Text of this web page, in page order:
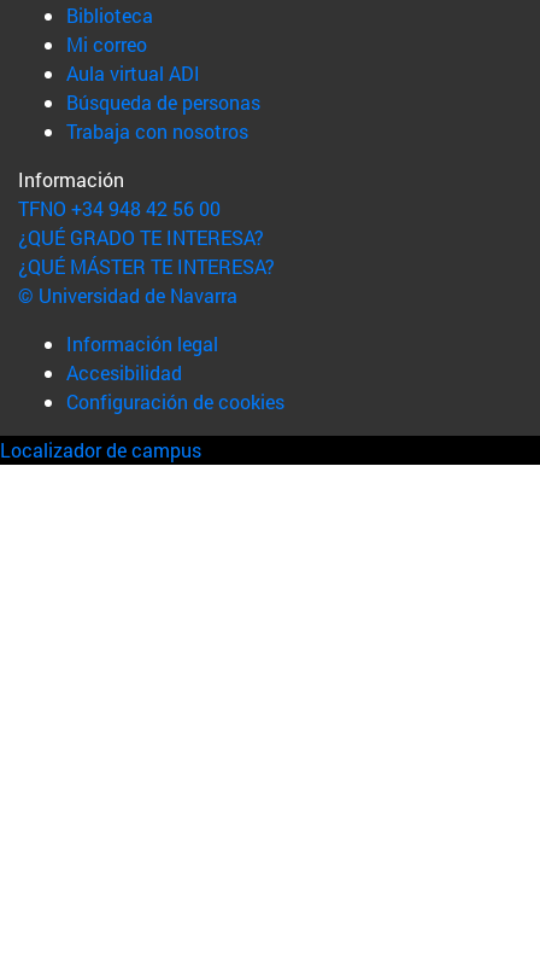
Biblioteca
Mi correo(abre en nueva ventana)
Aula virtual ADI
Búsqueda de personas(abre en nueva ventana)
Trabaja con nosotros(abre en nueva ventana)
Información
TFNO +34 948 42 56 00
¿QUÉ GRADO TE INTERESA?
¿QUÉ MÁSTER TE INTERESA?
© Universidad de Navarra
Información legal
Accesibilidad
Configuración de cookies
Localizador de campus